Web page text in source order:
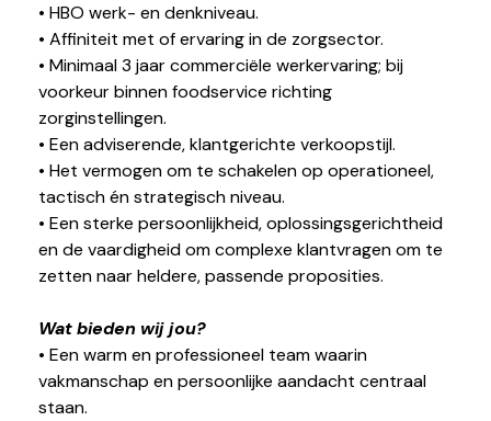
• HBO werk- en denkniveau.
• Affiniteit met of ervaring in de zorgsector.
• Minimaal 3 jaar commerciële werkervaring; bij
voorkeur binnen foodservice richting
zorginstellingen.
• Een adviserende, klantgerichte verkoopstijl.
• Het vermogen om te schakelen op operationeel,
tactisch én strategisch niveau.
• Een sterke persoonlijkheid, oplossingsgerichtheid
en de vaardigheid om complexe klantvragen om te
zetten naar heldere, passende proposities.
Wat bieden wij jou?
• Een warm en professioneel team waarin
vakmanschap en persoonlijke aandacht centraal
staan.